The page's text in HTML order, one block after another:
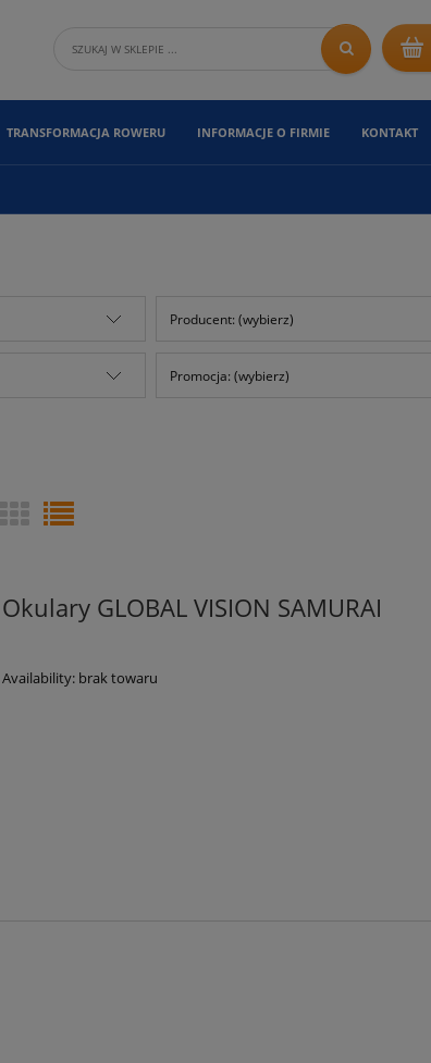
TRANSFORMACJA ROWERU INFORMACJE O FIRMIE KONTAKT
Producent: (wybierz)
Promocja: (wybierz)
Okulary GLOBAL VISION SAMURAI
Availability: brak towaru